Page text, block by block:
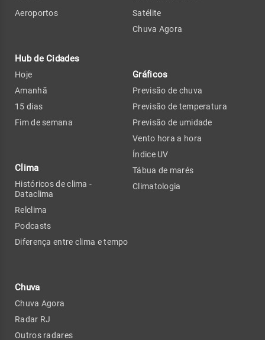
Aeroportos
Hub de Cidades
Hoje
Amanhã
15 dias
Fim de semana
Clima
Históricos de clima -
Dataclima
Relclima
Podcasts
Diferença entre clima e tempo
Chuva
Chuva Agora
Radar RJ
Outros radares
Satélite
Chuva Agora
Gráficos
Previsão de chuva
Previsão de temperatura
Previsão de umidade
Vento hora a hora
Índice UV
Tábua de marés
Climatologia